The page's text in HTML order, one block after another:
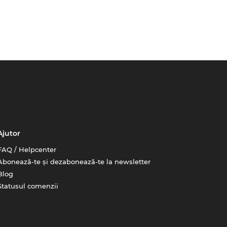
/ Helpcenter
te și dezabonează-te la newsletter
comenzii